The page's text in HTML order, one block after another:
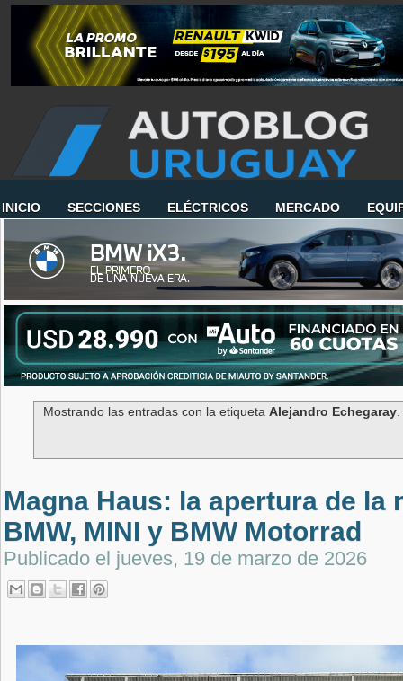
INICIO SECCIONES ELÉCTRICOS MERCADO
Mostrando las entradas con la etiquetaAlejandro Echegaray
Magna Haus: la apertura de la
BMW, MINI y BMW Motorrad
Publicado el jueves, 19 de marzo de 2026